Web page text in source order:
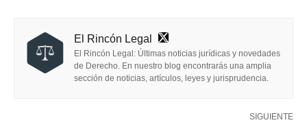
El Rincón Legal
El Rincón Legal: Últimas noticias jurídicas y novedades
de Derecho. En nuestro blog encontrarás una amplia
sección de noticias, artículos, leyes y jurisprudencia.
SIGUIENTE